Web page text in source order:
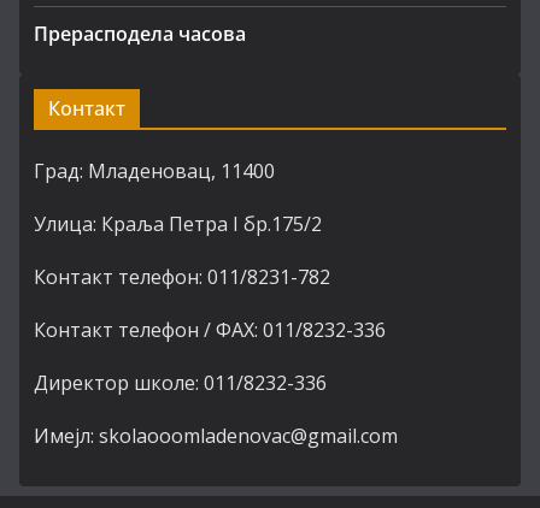
Прерасподела часова
Контакт
Град: Младеновац, 11400
Улица: Краља Петра I бр.175/2
Контакт телефон: 011/8231-782
Контакт телефон / ФАХ: 011/8232-336
Директор школе: 011/8232-336
Имејл: skolaooomladenovac@gmail.com